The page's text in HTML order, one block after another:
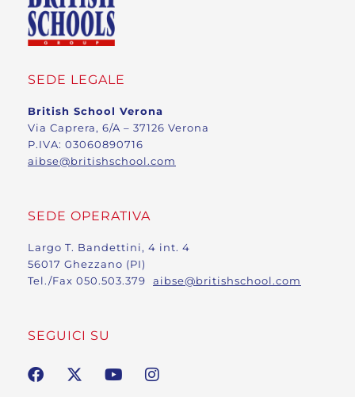
SEDE LEGALE
British School Verona
Via Caprera, 6/A – 37126 Verona
P.IVA: 03060890716
aibse@britishschool.com
SEDE OPERATIVA
Largo T. Bandettini, 4 int. 4
56017 Ghezzano (PI)
Tel./Fax 050.503.379 aibse@britishschool.com
SEGUICI SU